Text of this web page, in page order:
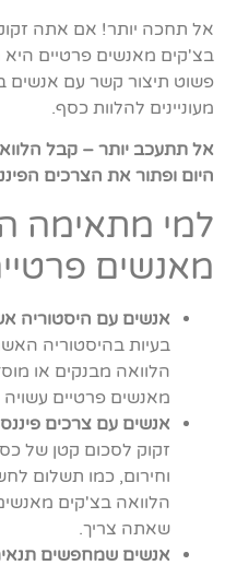
אל תחכה יותר! אם אתה זקוק
בצ'קים מאנשים פרטיים
פשוט תיצור קשר עם
מעוניינים להלוות כסף.
אל תתעכב יותר – קבל
היום ופתור את הצרכים
למי מתאימה
מאנשים
אנשים עם היסטוריה
בעיות בהיסטוריה
הלוואה מבנקים או
מאנשים פרטיים
אנשים עם צרכים
זקוק לסכום קטן של
וחירום, כמו תשלום
הלוואה בצ'קים
שאתה צריך.
אנשים שמחפשים